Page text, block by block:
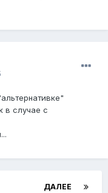
в случае с
ДАЛЕЕ